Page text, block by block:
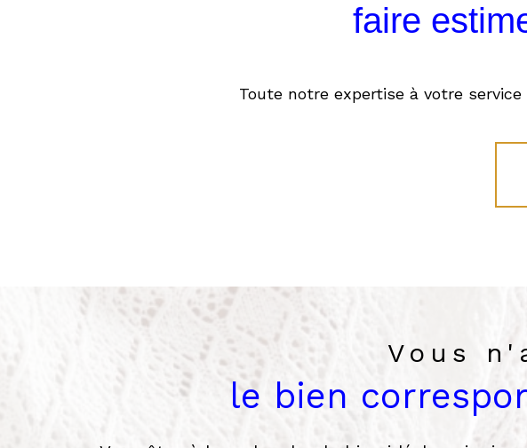
faire
Toute notre expertise à votre
Vous
le bien